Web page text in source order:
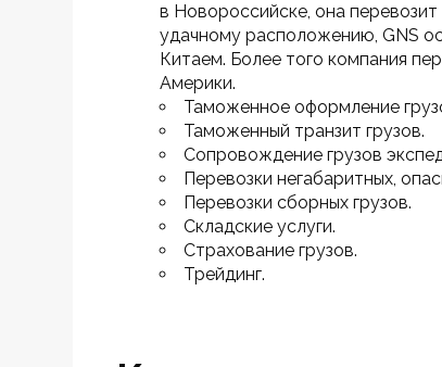
в Новороссийске, она
удачному расположению, GNS
Китаем. Более того компания
Америки.
Таможенное оформление
Таможенный транзит грузов.
Сопровождение грузов
Перевозки негабаритных,
Перевозки сборных грузов.
Складские услуги.
Страхование грузов.
Трейдинг.